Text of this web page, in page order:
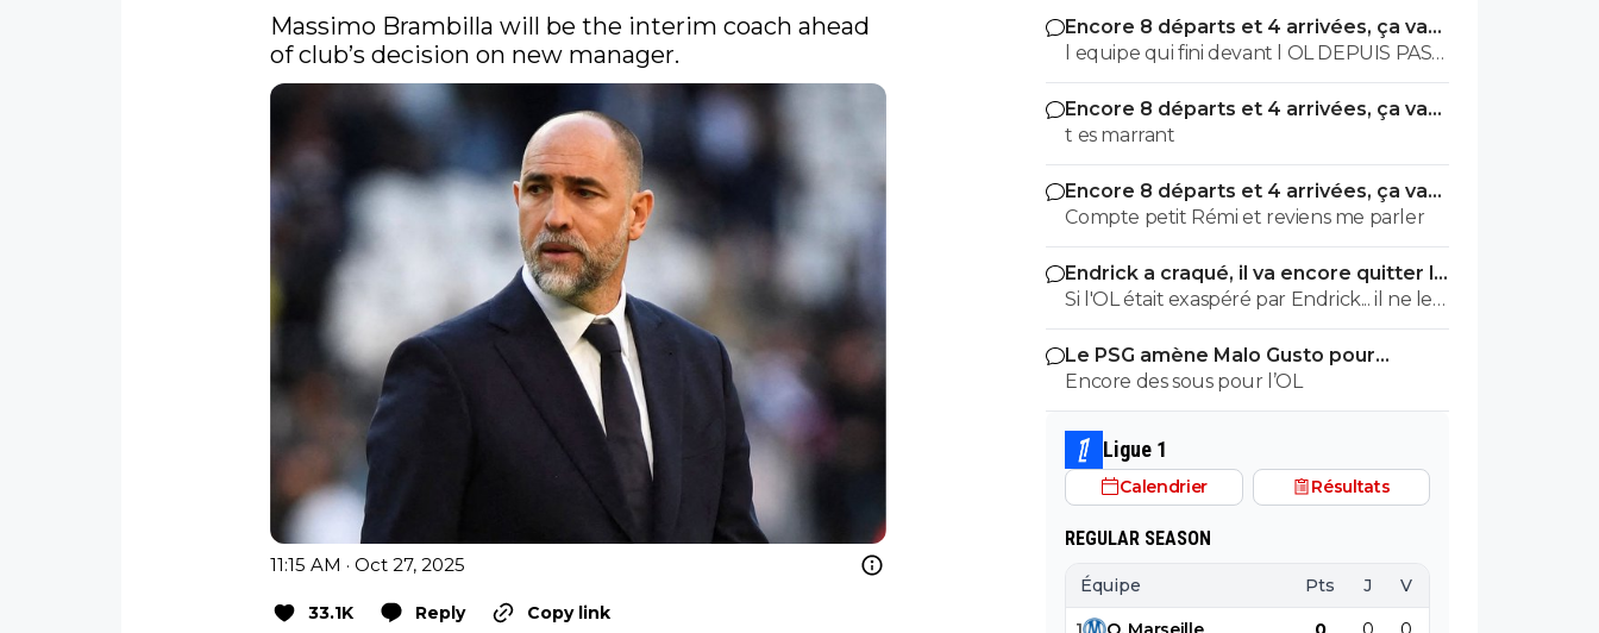
Massimo Brambilla will be the interim coach ahead
of club’s decision on new manager.
11:15 AM · Oct 27, 2025
33.1K Reply Copy link
Encore 8 départs et 4 arrivées, ça va
valser à l'OL
l equipe qui fini devant l OL DEPUIS PAS
MAL DE TPS? lol. t es tro malin toi
Encore 8 départs et 4 arrivées, ça va
valser à l'OL
t es marrant
Encore 8 départs et 4 arrivées, ça va
valser à l'OL
Compte petit Rémi et reviens me parler
Endrick a craqué, il va encore quitter le
Real
Si l'OL était exaspéré par Endrick... il ne le
suivrait pas de très près. Bref... Quand
l'équipe sera complète... ce sera beaucoup
mieux.
Le PSG amène Malo Gusto pour
concurrencer Hakimi
Encore des sous pour l’OL
Ligue 1
Calendrier Résultats
REGULAR SEASON
Équipe Pts J V